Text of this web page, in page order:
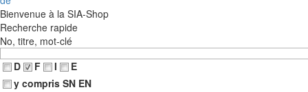
Bienvenue à la SIA-Shop
Recherche rapide
No, titre, mot-clé
D
F I
E
y compris SN EN